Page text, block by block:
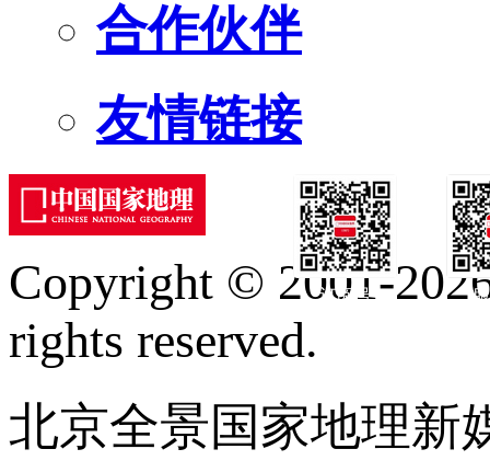
合作伙伴
友情链接
订阅号
Copyright © 2001-
rights reserved.
北京全景国家地理新